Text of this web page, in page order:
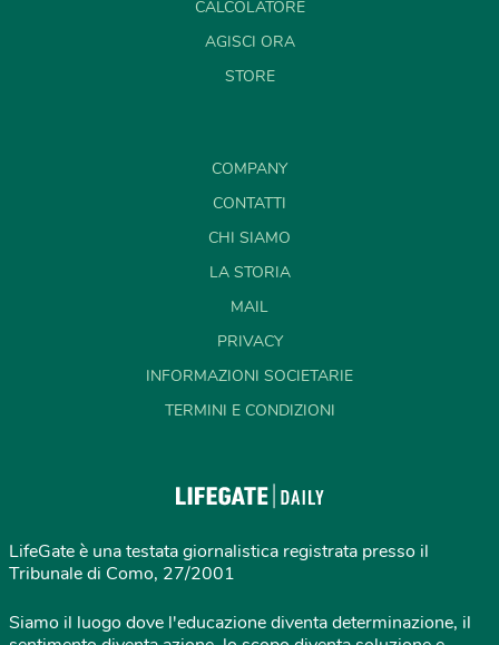
CALCOLATORE
AGISCI ORA
STORE
COMPANY
CONTATTI
CHI SIAMO
LA STORIA
MAIL
PRIVACY
INFORMAZIONI SOCIETARIE
TERMINI E CONDIZIONI
LifeGate è una testata giornalistica registrata presso il
Tribunale di Como, 27/2001
Siamo il luogo dove l'educazione diventa determinazione, il